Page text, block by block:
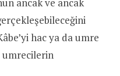
ancak ve ancak
hac ya da umre
umrecilerin